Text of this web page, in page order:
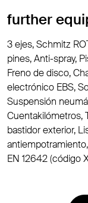
further
3 ejes, Schmitz
pines, Anti-spray,
Freno de disco,
electrónico EBS,
Suspensión
Cuentakilómetros,
bastidor exterior,
EN 12642 (código